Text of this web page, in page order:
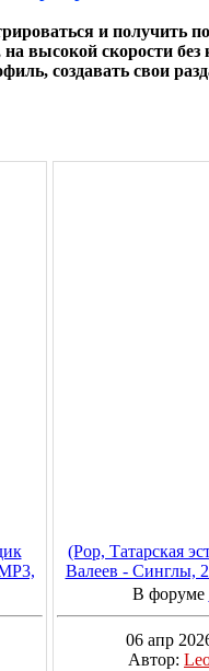
и получить
высокой скорости
создавать свои
(Pop, Татарская
Валеев - Синглы,
320
В форуме
06 апр
Автор: